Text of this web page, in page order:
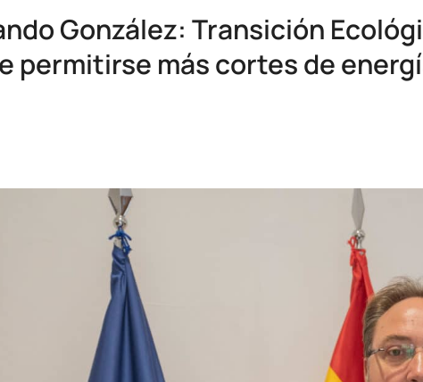
González: Transición
permitirse más cortes de